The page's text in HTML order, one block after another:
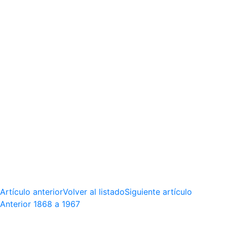
Artículo anteriorVolver al listadoSiguiente artículo
Anterior 1868 a 1967